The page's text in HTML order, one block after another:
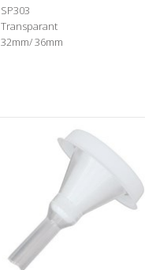
SP303
Transparant
32mm/ 36mm